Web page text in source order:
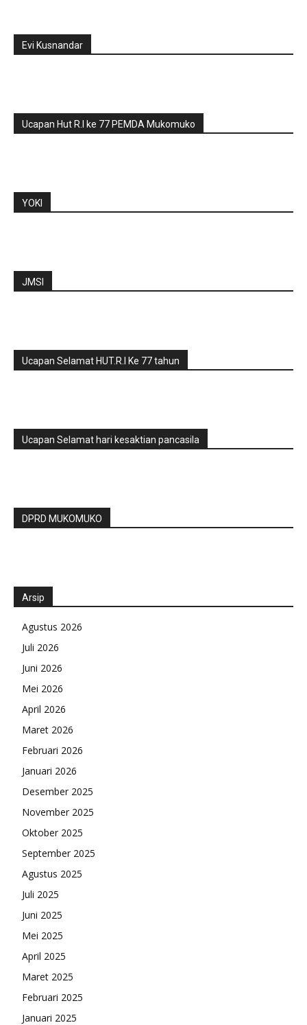
Evi Kusnandar
Ucapan Hut R.I ke 77 PEMDA Mukomuko
YOKI
JMSI
Ucapan Selamat HUT.R.I Ke 77 tahun
Ucapan Selamat hari kesaktian pancasila
DPRD MUKOMUKO
Arsip
Agustus 2026
Juli 2026
Juni 2026
Mei 2026
April 2026
Maret 2026
Februari 2026
Januari 2026
Desember 2025
November 2025
Oktober 2025
September 2025
Agustus 2025
Juli 2025
Juni 2025
Mei 2025
April 2025
Maret 2025
Februari 2025
Januari 2025